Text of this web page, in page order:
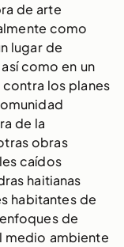
de arte
como
lugar de
como en un
los planes
de la
obras
caídos
haitianas
habitantes de
de
ambiente